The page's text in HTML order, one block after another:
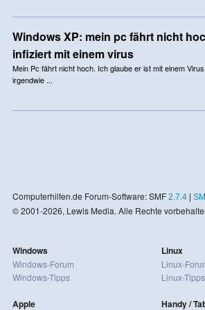
Windows XP: mein pc fährt nicht
infiziert mit einem virus
Mein Pc fährt nicht hoch. Ich glaube er ist mit einem
irgendwie ...
Computerhilfen.de Forum-Software: SMF 2.7.4|
© 2001-2026, Lewis Media. Alle Rechte
Windows
Windows-Forum
Windows-Tipps
Apple
Linux
Linux-
Linux-Tipps
Handy /